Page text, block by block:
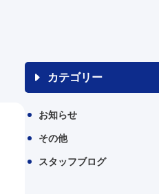
カテゴリー
お知らせ
その他
スタッフブログ